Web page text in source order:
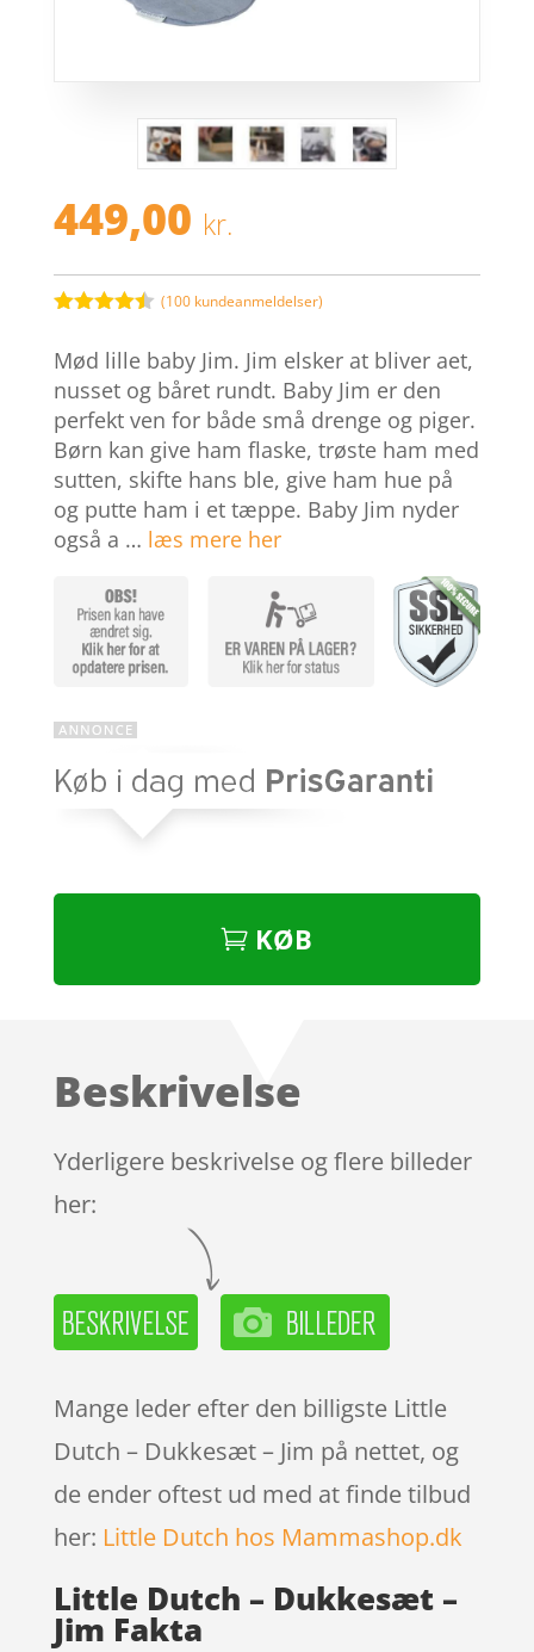
449,00 kr.
ud af 5
baseret
på
kundebedø
mmelser
(100 kundeanmeldelser)
Mød lille baby Jim. Jim elsker at bliver aet,
nusset og båret rundt. Baby Jim er den
perfekt ven for både små drenge og piger.
Børn kan give ham flaske, trøste ham med
sutten, skifte hans ble, give ham hue på
og putte ham i et tæppe. Baby Jim nyder
også a … læs mere her
KØB
Beskrivelse
Yderligere beskrivelse og flere billeder
her:
Mange leder efter den billigste Little
Dutch – Dukkesæt – Jim på nettet, og
de ender oftest ud med at finde tilbud
her: Little Dutch hos Mammashop.dk
Little Dutch – Dukkesæt –
Jim Fakta